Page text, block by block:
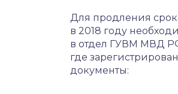
Для продления
в 2018 году
в отдел ГУВМ МВД
где
документы: